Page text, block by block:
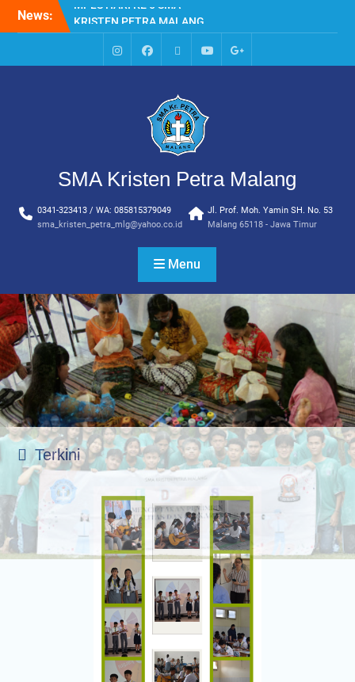
News:
HARI KE EMPAT SMA
KRISTEN PETRA MALANG
MPLS HARI KE TIGA SMA
KRISTEN PETRA MALANG
LINGKUNGAN SEKOLAH DI
SMA KRISTEN PETRA
AJARAN BARU YBPK
IG
FacebookWhatsappYoutubeGoogle+
SMA Kristen Petra Malang
0341-323413 / WA: 085815379049
sma_kristen_petra_mlg@yahoo.co.id
Jl. Prof. Moh. Yamin SH. No. 53
Malang 65118 - Jawa Timur
Menu
Terkini